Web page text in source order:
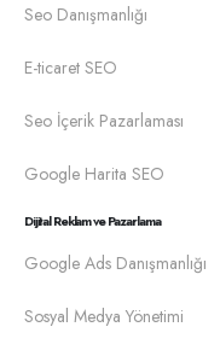
Seo Danışmanlığı
E-ticaret SEO
Seo İçerik Pazarlaması
Google Harita SEO
Dijital Reklam ve Pazarlama
Google Ads Danışmanlığı
Sosyal Medya Yönetimi